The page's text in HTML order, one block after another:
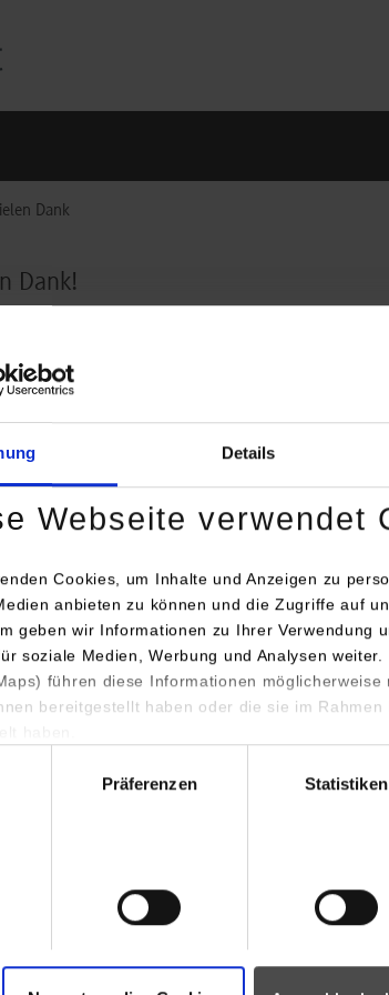
Details
Webseite verwendet
Cookies, um Inhalte und Anzeigen zu
anbieten zu können und die Zugriffe auf
geben wir Informationen zu Ihrer Verwendung
soziale Medien, Werbung und Analysen
führen diese Informationen möglicherweise
bereitgestellt haben oder die sie im
Präferenzen Statistiken
Dank
Dank!